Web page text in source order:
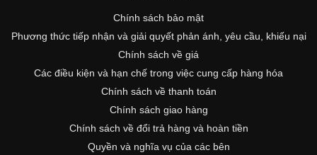
Chính sách bảo mật
Phương thức tiếp nhận và giải quyết phản ánh, yêu cầu, khiếu nại
Chính sách về giá
Các điều kiện và hạn chế trong việc cung cấp hàng hóa
Chính sách về thanh toán
Chính sách giao hàng
Chính sách về đổi trả hàng và hoàn tiền
Quyền và nghĩa vụ của các bên